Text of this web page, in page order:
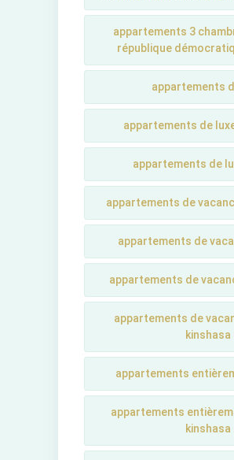
appartements 3
république
appartements
appartements de
appartements de
appartements de
appartements de
appartements de
appartements de
kinshasa
appartements
appartements
kinshasa